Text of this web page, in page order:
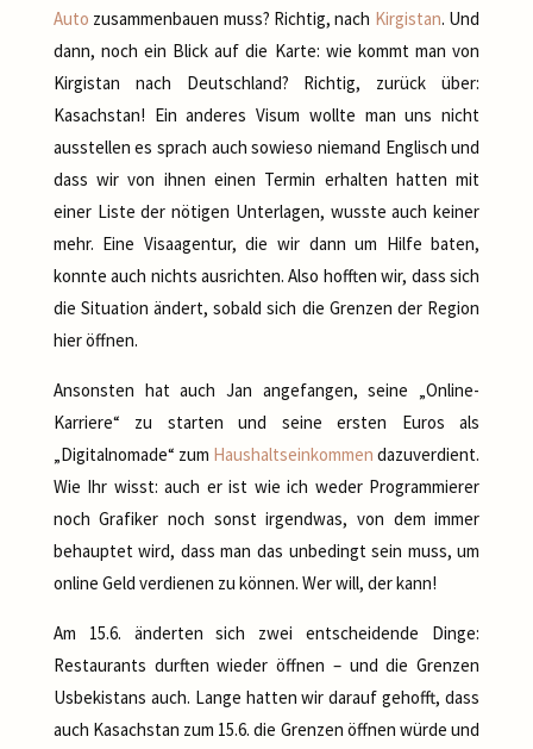
Auto zusammenbauen muss? Richtig, nach Kirgistan. Und
dann, noch ein Blick auf die Karte: wie kommt man von
Kirgistan nach Deutschland? Richtig, zurück über:
Kasachstan! Ein anderes Visum wollte man uns nicht
ausstellen es sprach auch sowieso niemand Englisch und
dass wir von ihnen einen Termin erhalten hatten mit
einer Liste der nötigen Unterlagen, wusste auch keiner
mehr. Eine Visaagentur, die wir dann um Hilfe baten,
konnte auch nichts ausrichten. Also hofften wir, dass sich
die Situation ändert, sobald sich die Grenzen der Region
hier öffnen.
Ansonsten hat auch Jan angefangen, seine „Online-
Karriere“ zu starten und seine ersten Euros als
„Digitalnomade“ zum Haushaltseinkommen dazuverdient.
Wie Ihr wisst: auch er ist wie ich weder Programmierer
noch Grafiker noch sonst irgendwas, von dem immer
behauptet wird, dass man das unbedingt sein muss, um
online Geld verdienen zu können. Wer will, der kann!
Am 15.6. änderten sich zwei entscheidende Dinge:
Restaurants durften wieder öffnen – und die Grenzen
Usbekistans auch. Lange hatten wir darauf gehofft, dass
auch Kasachstan zum 15.6. die Grenzen öffnen würde und